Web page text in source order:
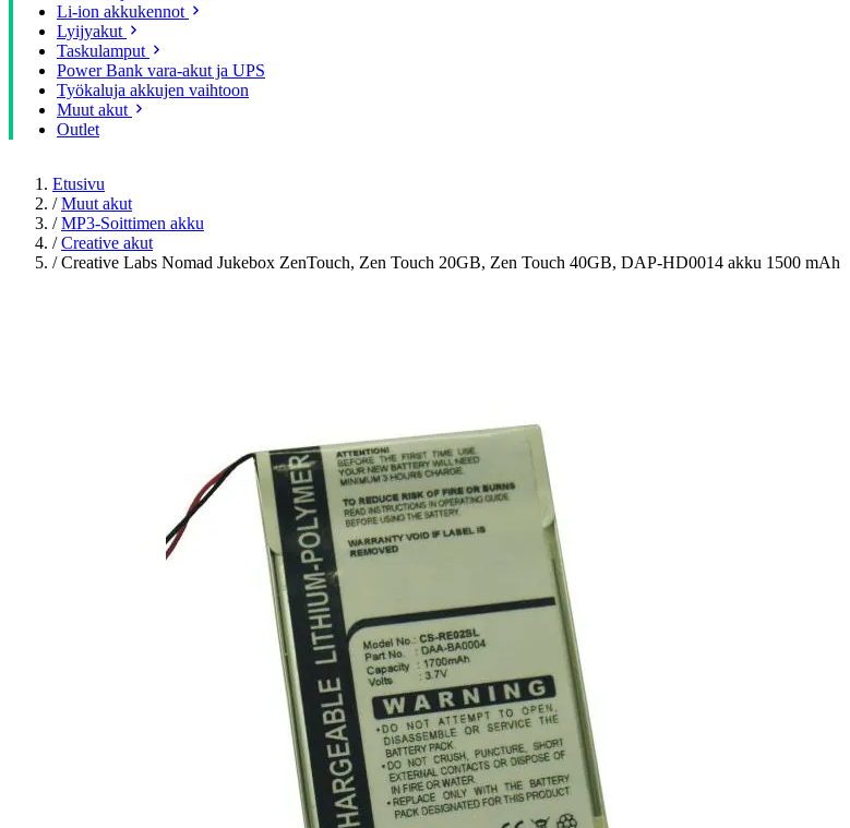
Li-ion akkukennot
Lyijyakut
Taskulamput
Power Bank vara-akut ja UPS
Työkaluja akkujen vaihtoon
Muut akut
Outlet
Etusivu
/ Muut akut
/ MP3-Soittimen akku
/ Creative akut
/ Creative Labs Nomad Jukebox ZenTouch, Zen Touch 20GB, Zen Touch 40GB, DAP-HD0014 akku 1500 mAh